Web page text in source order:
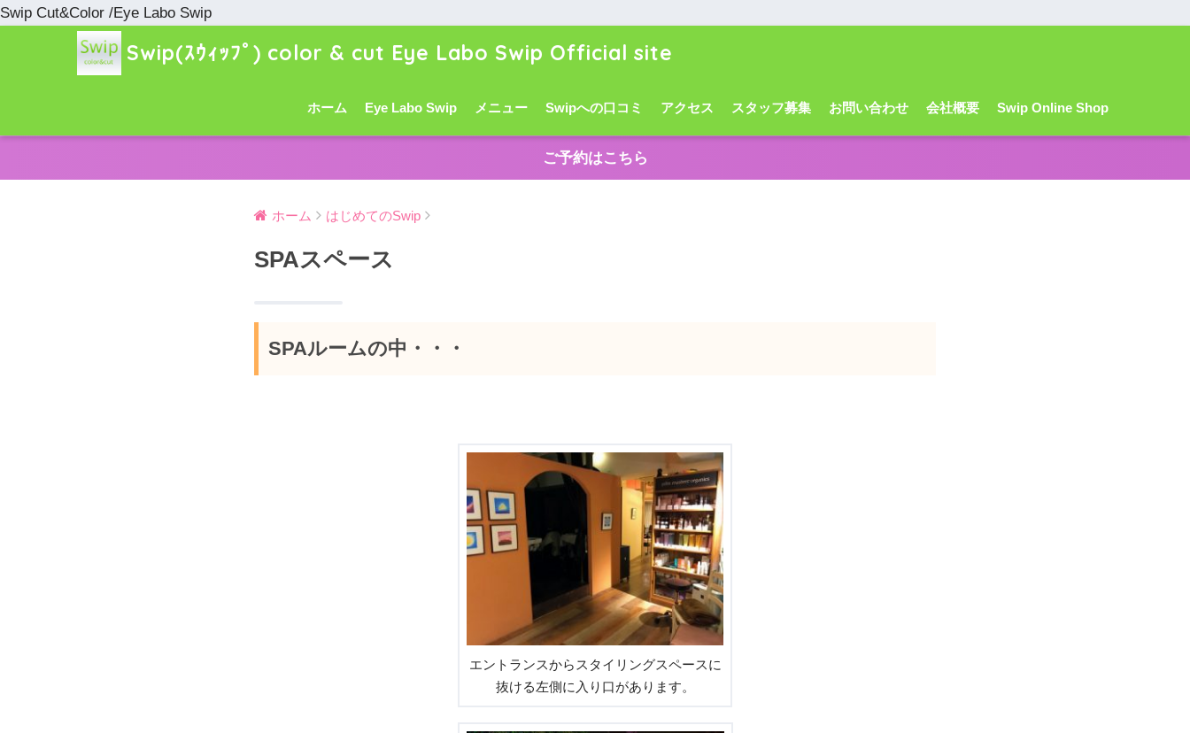
Swip Cut&Color /Eye Labo Swip
Swip(ｽｳｨｯﾌﾟ) color & cut Eye Labo Swip Official site
ホーム Eye Labo Swip メニュー Swipへの口コミ アクセス スタッフ募集 お問い合わせ 会社概要 Swip Online Shop
ご予約はこちら
ホーム はじめてのSwip
SPAスペース
SPAルームの中・・・
エントランスからスタイリングスペースに
抜ける左側に入り口があります。